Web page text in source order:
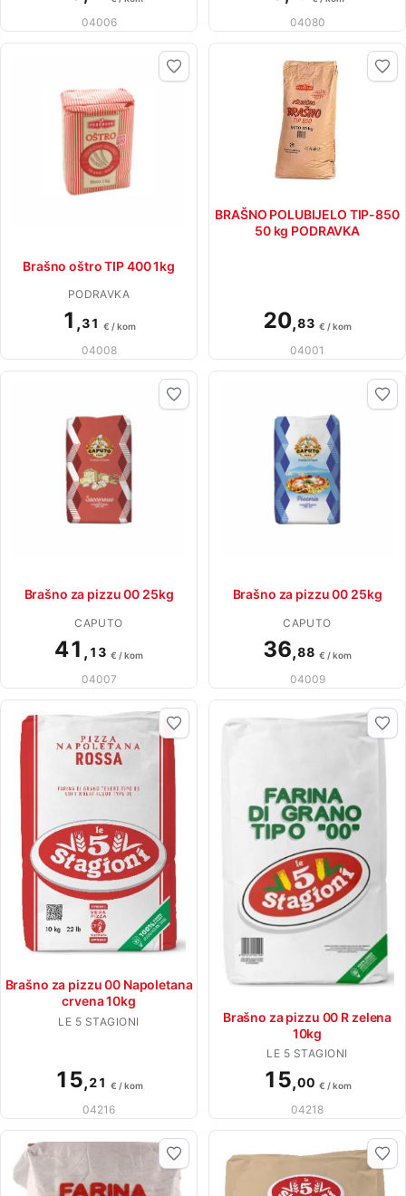
04006 04080
Brašno oštro TIP 400 1kg
PODRAVKA
1 ,31 € / kom
04008
BRAŠNO POLUBIJELO TIP-850
50 kg PODRAVKA
20,83 € / kom
04001
Brašno za pizzu 00 25kg
CAPUTO
41 , 13 € / kom
04007
Brašno za pizzu 00 25kg
CAPUTO
36,88 € / kom
04009
Brašno za pizzu 00 Napoletana
crvena 10kg
LE 5 STAGIONI
15,21 € / kom
04216
Brašno za pizzu 00 R zelena
10kg
LE 5 STAGIONI
15,00 € / kom
04218